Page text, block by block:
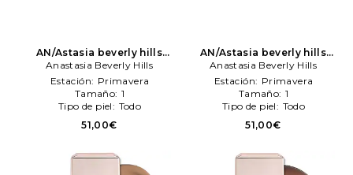
AN/Astasia beverly hills
maquillaje perfecteng
blurreng foundation en
color belleza: N/A Anastasia
Beverly Hills
Anastasia Beverly Hills
Estación: Primavera
Tamaño: 1
Tipo de piel: Todo
51,00€
AN/Astasia beverly hills
maquillaje perfecteng
blurreng foundation en
color belleza: N/A Anastasia
Beverly Hills
Anastasia Beverly Hills
Estación: Primavera
Tamaño: 1
Tipo de piel: Todo
51,00€